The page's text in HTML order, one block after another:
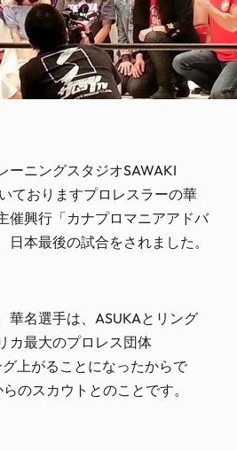
ーニングスタジオSAWAKI
ておりますプロレスラーの華
催興行「カナプロマニアアドバ
日本最後の試合をされました。
華名選手は、ASUKAとリング
カ最大のプロレス団体
上がることになったからで
のスカウトとのことです。